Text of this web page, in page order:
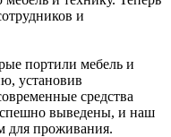
и
портили мебель и
установив
средства
выведены, и наш
для проживания.